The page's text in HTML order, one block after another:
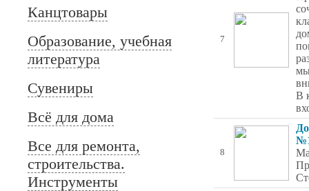
Канцтовары
Образование, учебная
литература
Сувениры
Всё для дома
Все для ремонта,
строительства.
Инструменты
7
В
8